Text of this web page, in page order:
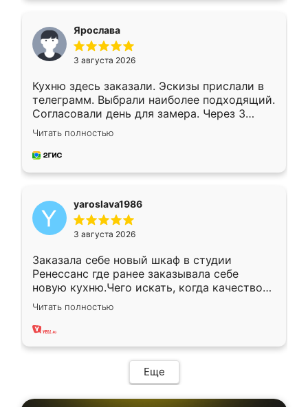
Ярослава
3 августа 2026
Кухню здесь заказали. Эскизы прислали в
телеграмм. Выбрали наиболее подходящий.
Согласовали день для замера. Через 3
недели кухня была уже готова. Остались
довольны работой. Спасибо Ренессанс
мебель за качественную работу!
Читать полностью
yaroslava1986
3 августа 2026
Заказала себе новый шкаф в студии
Ренессанс где ранее заказывала себе
новую кухню.Чего искать, когда качеством
вполне довольна. Служит кухня уже почти
два года, нареканий нет.
Читать полностью
Еще